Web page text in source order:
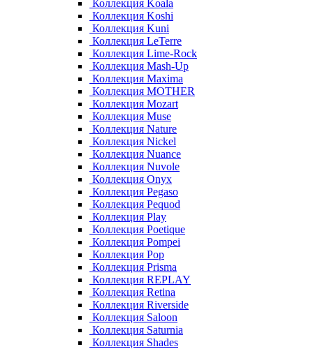
Коллекция Koala
Коллекция Koshi
Коллекция Kuni
Коллекция LeTerre
Коллекция Lime-Rock
Коллекция Mash-Up
Коллекция Maxima
Коллекция MOTHER
Коллекция Mozart
Коллекция Muse
Коллекция Nature
Коллекция Nickel
Коллекция Nuance
Коллекция Nuvole
Коллекция Onyx
Коллекция Pegaso
Коллекция Pequod
Коллекция Play
Коллекция Poetique
Коллекция Pompei
Коллекция Pop
Коллекция Prisma
Коллекция REPLAY
Коллекция Retina
Коллекция Riverside
Коллекция Saloon
Коллекция Saturnia
Коллекция Shades